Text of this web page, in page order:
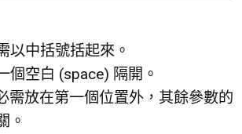
以中括號括起來。
個空白 (space) 隔開。
需放在第一個位置外，其餘參數的
。